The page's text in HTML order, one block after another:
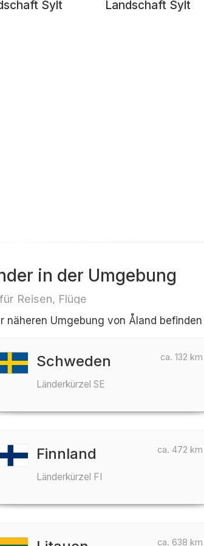
Sylt Landschaft Sylt
in der Umgebung
Reisen, Flüge
näheren Umgebung von Åland
ca. 132 km
Schweden
Länderkürzel SE
ca. 472 km
Finnland
Länderkürzel FI
ca. 638 km